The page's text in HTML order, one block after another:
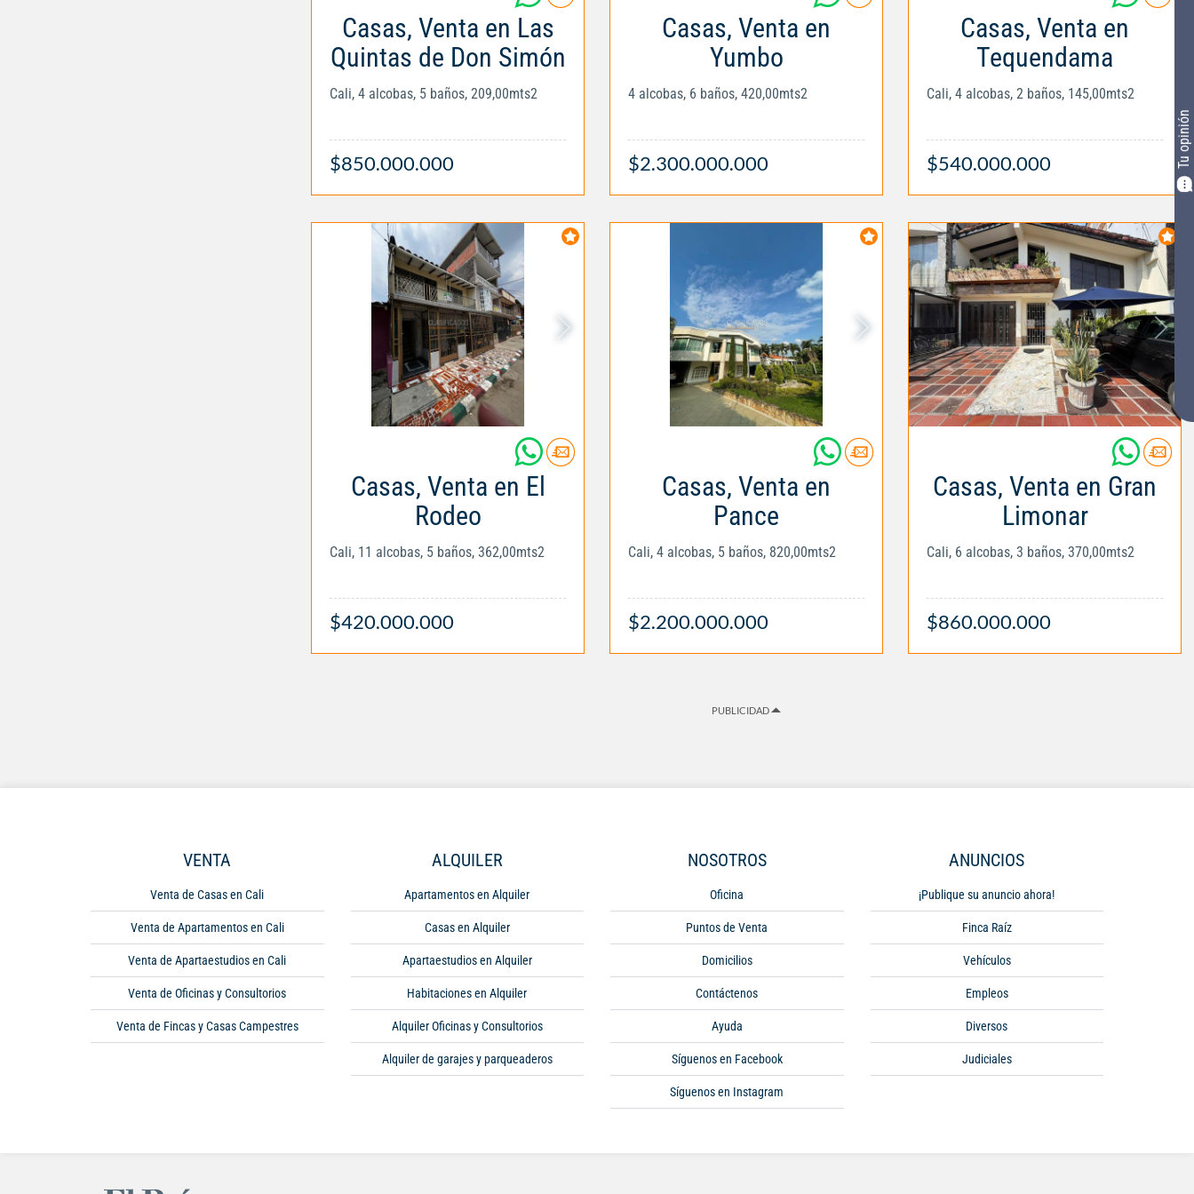
Tu opinión
Casas, Venta en Las
Quintas de Don Simón
Cali, 4 alcobas, 5 baños, 209,00mts2
$850.000.000
Casas, Venta en
Yumbo
4 alcobas, 6 baños, 420,00mts2
$2.300.000.000
Casas, Venta en
Tequendama
Cali, 4 alcobas, 2 baños, 145,00mts2
$540.000.000
Casas, Venta en El
Rodeo
Cali, 11 alcobas, 5 baños, 362,00mts2
$420.000.000
Casas, Venta en
Pance
Cali, 4 alcobas, 5 baños, 820,00mts2
$2.200.000.000
Casas, Venta en Gran
Limonar
Cali, 6 alcobas, 3 baños, 370,00mts2
$860.000.000
PUBLICIDAD
VENTA
Venta de Casas en Cali
Venta de Apartamentos en Cali
Venta de Apartaestudios en Cali
Venta de Oficinas y Consultorios
Venta de Fincas y Casas Campestres
ALQUILER
Apartamentos en Alquiler
Casas en Alquiler
Apartaestudios en Alquiler
Habitaciones en Alquiler
Alquiler Oficinas y Consultorios
Alquiler de garajes y parqueaderos
NOSOTROS
Oficina
Puntos de Venta
Domicilios
Contáctenos
Ayuda
Síguenos en Facebook
Síguenos en Instagram
ANUNCIOS
¡Publique su anuncio ahora!
Finca Raíz
Vehículos
Empleos
Diversos
Judiciales